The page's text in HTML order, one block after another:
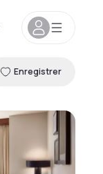
Enregistrer